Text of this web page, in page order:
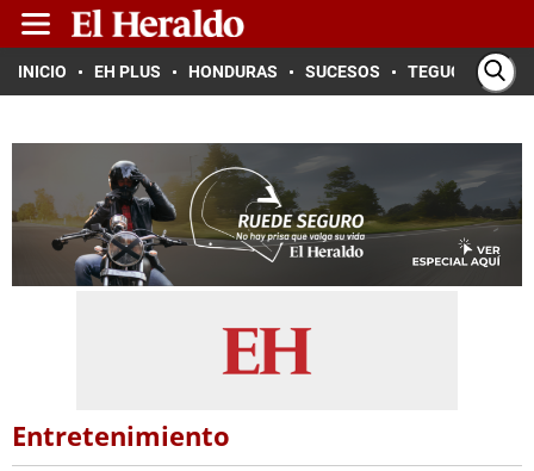
INICIO EH PLUS HONDURAS SUCESOS TEGUCIGALPA
Entretenimiento